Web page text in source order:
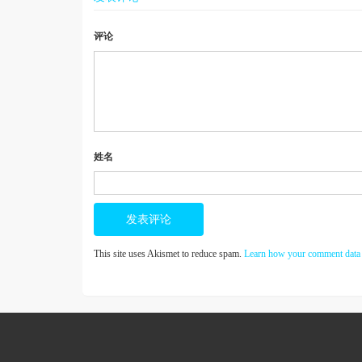
评论
姓名
This site uses Akismet to reduce spam. Learn how your comment